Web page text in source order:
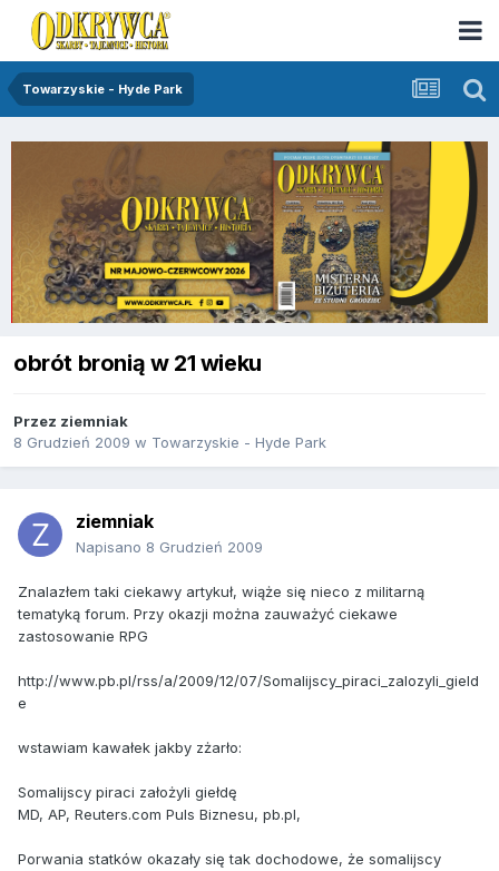
Towarzyskie - Hyde Park
obrót bronią w 21 wieku
Przez ziemniak
8 Grudzień 2009 w Towarzyskie - Hyde Park
ziemniak
Napisano 8 Grudzień 2009
Znalazłem taki ciekawy artykuł, wiąże się nieco z militarną
tematyką forum. Przy okazji można zauważyć ciekawe
zastosowanie RPG
http://www.pb.pl/rss/a/2009/12/07/Somalijscy_piraci_zalozyli_gield
e
wstawiam kawałek jakby zżarło:
Somalijscy piraci założyli giełdę
MD, AP, Reuters.com Puls Biznesu, pb.pl,
Porwania statków okazały się tak dochodowe, że somalijscy